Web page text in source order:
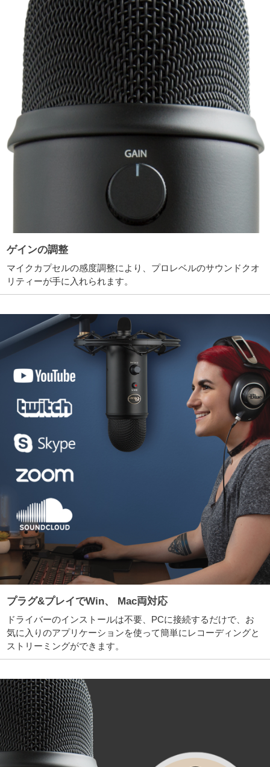
ゲインの調整
マイクカプセルの感度調整により、プロレベルのサウンドクオ
リティーが手に入れられます。
プラグ&プレイでWin、 Mac両対応
ドライバーのインストールは不要、PCに接続するだけで、お
気に入りのアプリケーションを使って簡単にレコーディングと
ストリーミングができます。